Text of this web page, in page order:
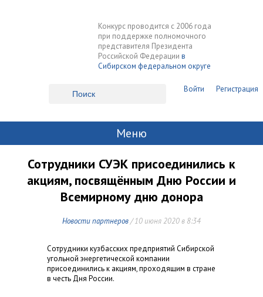
Конкурс проводится с 2006 года
при поддержке полномочного
представителя Президента
Российской Федерации в
Сибирском федеральном округе
Войти Регистрация
Меню
Сотрудники СУЭК присоединились к
акциям, посвящённым Дню России и
Всемирному дню донора
Новости партнеров/ 10 июня 2020 в 8:34
Сотрудники кузбасских предприятий Сибирской
угольной энергетической компании
присоединились к акциям, проходящим в стране
в честь Дня России.